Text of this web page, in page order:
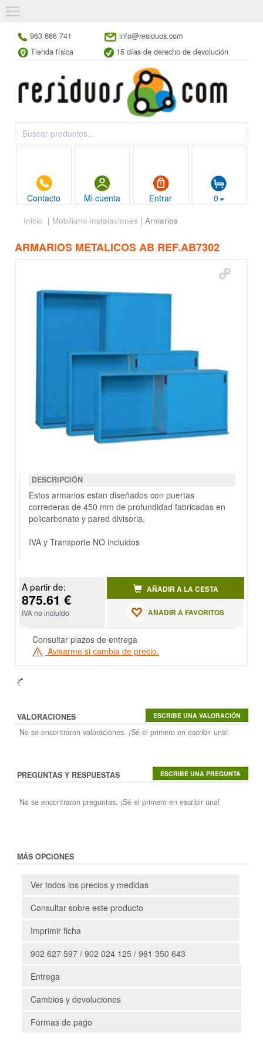
963 666 741
info@residuos.com
Tienda física
15 días de derecho de devolución
Contacto Mi cuenta Entrar 0
Inicio | Mobiliario instalaciones | Armarios
ARMARIOS METALICOS AB REF.AB7302
DESCRIPCIÓN
Estos armarios estan diseñados con puertas
correderas de 450 mm de profundidad fabricadas en
policarbonato y pared divisoria.
IVA y Transporte NO incluidos
A partir de:
875.61 €
IVA no incluido
AÑADIR A LA CESTA
AÑADIR A FAVORITOS
Consultar plazos de entrega
Avisarme si cambia de precio.
VALORACIONES
No se encontraron valoraciones. ¡Sé el primero en escribir una!
PREGUNTAS Y RESPUESTAS
No se encontraron preguntas. ¡Sé el primero en escribir una!
MÁS OPCIONES
Ver todos los precios y medidas
Consultar sobre este producto
Imprimir ficha
902 627 597 / 902 024 125 / 961 350 643
Entrega
Cambios y devoluciones
Formas de pago